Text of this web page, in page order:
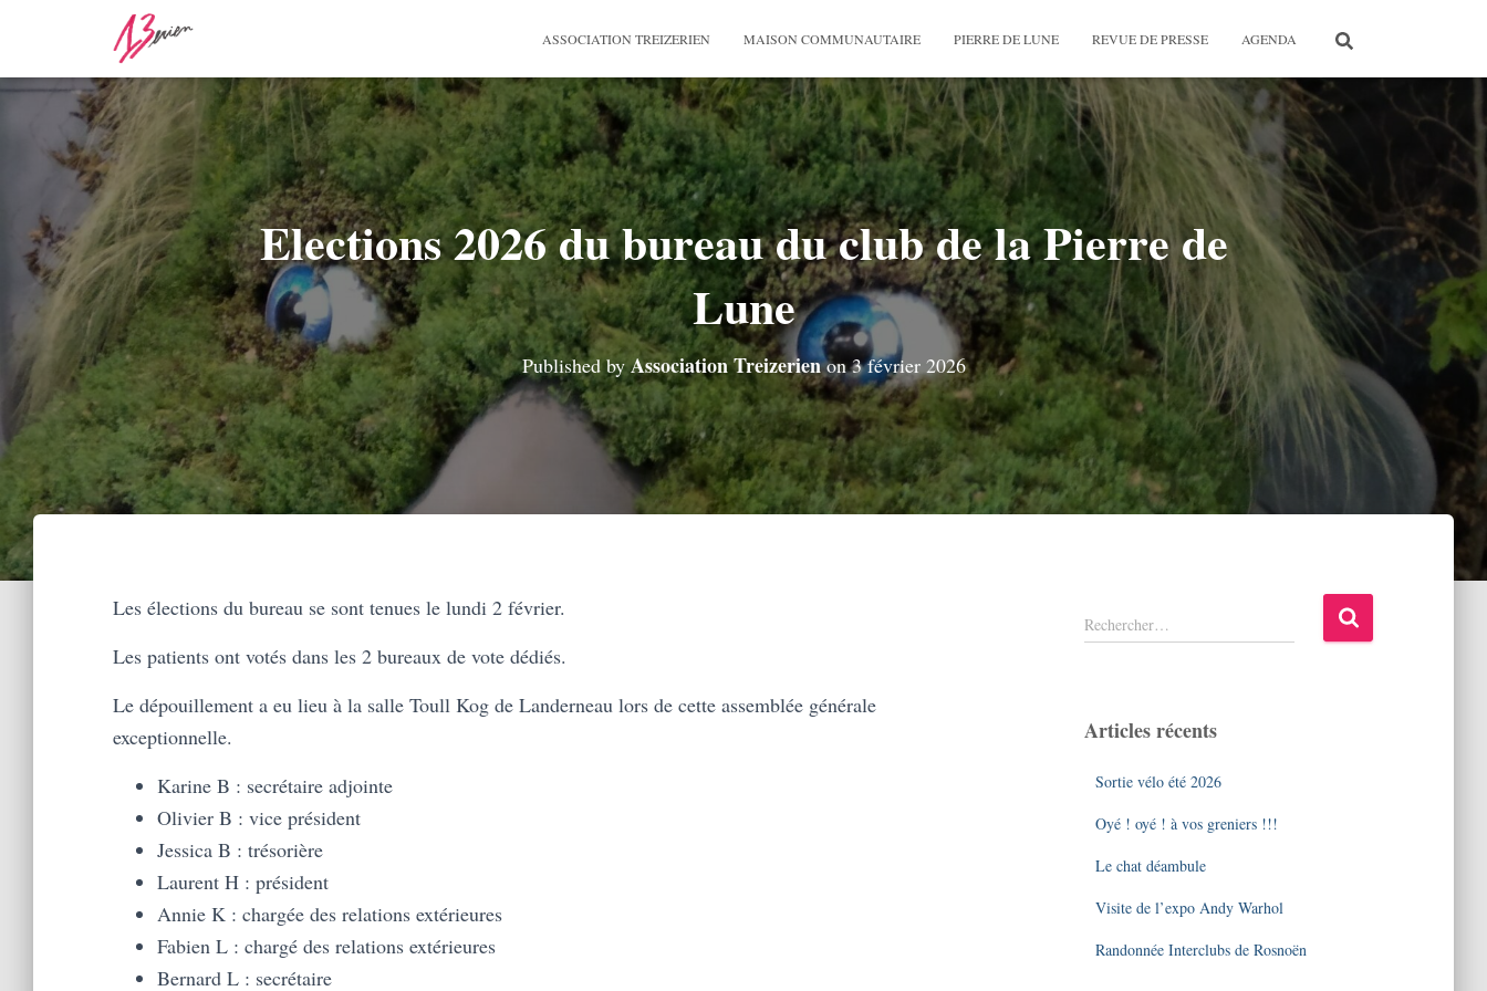
ASSOCIATION TREIZERIEN MAISON COMMUNAUTAIRE PIERRE DE LUNE REVUE DE PRESSE AGENDA
Elections 2026 du bureau du club de la Pierre de
Lune
Published byAssociation Treizerienon3 février 2026
Les élections du bureau se sont tenues le lundi 2 février.
Les patients ont votés dans les 2 bureaux de vote dédiés.
Le dépouillement a eu lieu à la salle Toull Kog de Landerneau lors de cette assemblée générale
exceptionnelle.
Karine B : secrétaire adjointe
Olivier B : vice président
Jessica B : trésorière
Laurent H : président
Annie K : chargée des relations extérieures
Fabien L : chargé des relations extérieures
Bernard L : secrétaire
R
e
r
Rechercher…
Articles récents
Sortie vélo été 2026
Oyé ! oyé ! à vos greniers !!!
Le chat déambule
Visite de l’expo Andy Warhol
Randonnée Interclubs de Rosnoën